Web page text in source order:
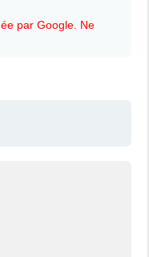
par Google. Ne